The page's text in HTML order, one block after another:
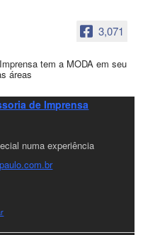
3,071
tem a MODA em seu
áreas
de Imprensa
numa experiência